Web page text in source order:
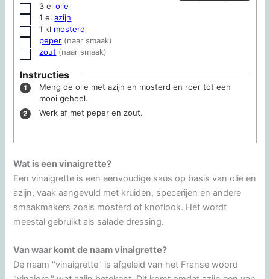
▢
3 elolie
▢
1 elazijn
▢
1 kl mosterd
▢
peper (naar smaak)
▢
zout (naar smaak)
Instructies
Meng de olie met azijn en mosterd en roer tot een
mooi geheel.
Werk af met peper en zout.
Wat is een vinaigrette?
Een vinaigrette is een eenvoudige saus op basis van olie en
azijn, vaak aangevuld met kruiden, specerijen en andere
smaakmakers zoals mosterd of knoflook. Het wordt
meestal gebruikt als salade dressing.
Van waar komt de naam vinaigrette?
De naam "vinaigrette" is afgeleid van het Franse woord